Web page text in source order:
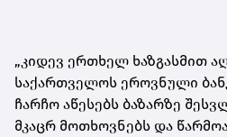
„კიდევ ერთხელ ხაზგასმით
საქართველოს ეროვნული
ჩარჩო აწესებს ბაზარზე
მკაცრ მოთხოვნებს და